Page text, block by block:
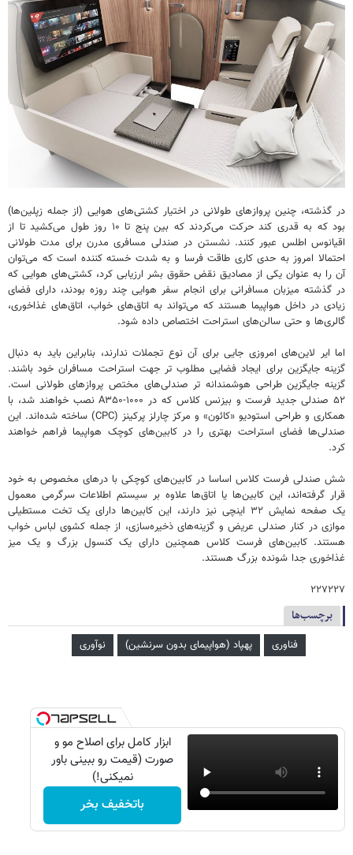
در گذشته، چنین پروازهای طولانی در اختیار کشتی‌های هوایی (از جمله زپلین‌ها)
بود که به قدری کند حرکت می‌کردند که بین پنج تا ۱۰ روز طول می‌کشید تا از
اقیانوس اطلس عبور کنند. نشستن در صندلی مسافری مدرن برای مدت طولانی
احتمالا امروز به حدی کاری طاقت فرسا و به شدت خسته کننده است که می‌توان
آن را به عنوان یکی از مصادیق نقض حقوق بشر ارزیابی کرد، کشتی‌های هوایی که
در گذشته میزبان مسافرانی برای انجام سفر هوایی چند روزه بودند، دارای فضای
زیادی در داخل هواپیما هستند که می‌تواند به اتاق‌های خواب، اتاق‌های غذاخوری،
گالری‌ها و حتی سالن‌های استراحت اختصاص داده شود.
اما ایر لاین‌های امروزی جایی برای آن نوع تجملات ندارند، بنابراین باید به دنبال
گزینه جایگزین برای ایجاد فضایی مطلوب تر جهت استراحت مسافران خود باشند.
گزینه جایگزین طراحی هوشمندانه تر صندلی‌های مختص پروازهای طولانی است.
۵۲ صندلی جدید فرست و بیزنس کلاس که در A۳۵۰-۱۰۰۰ نصب خواهند شد، با
همکاری و طراحی استودیو «کائون» و مرکز چارلز پرکینز (CPC) ساخته شده‌اند. این
صندلی‌ها فضای استراحت بهتری را در کابین‌های کوچک هواپیما فراهم خواهند
کرد.
شش صندلی فرست کلاس اساسا در کابین‌های کوچکی با درهای مخصوص به خود
قرار گرفته‌اند، این کابین‌ها یا اتاق‌ها علاوه بر سیستم اطلاعات سرگرمی معمول
یک صفحه نمایش ۳۲ اینچی نیز دارند، این کابین‌ها دارای یک تخت مستطیلی
موازی در کنار صندلی عریض و گزینه‌های ذخیره‌سازی، از جمله کشوی لباس خواب
هستند. کابین‌های فرست کلاس همچنین دارای یک کنسول بزرگ و یک میز
غذاخوری جدا شونده بزرگ هستند.
۲۲۷۲۲۷
برچسب‌ها
فناوری پهپاد (هواپیمای بدون سرنشین) نوآوری
ابزار کامل برای اصلاح مو و
صورت (قیمت رو ببینی باور
نمیکنی!)
باتخفیف بخر